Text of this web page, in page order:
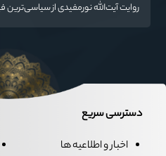
روایت آیت‌الله نورمفیدی از سیاسی‌ترین
دسترسی سریع
اخبار و اطلاعیه ها